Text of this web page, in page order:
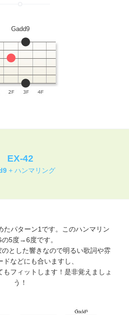
Gadd9
EX-42
+ ハンマリング
たパターン1です。このハンマリン
の5度→6度です。
とした響きなので明るい歌詞や雰
ドなどにも合いますし、
もフィットします！是非覚えましょ
う！